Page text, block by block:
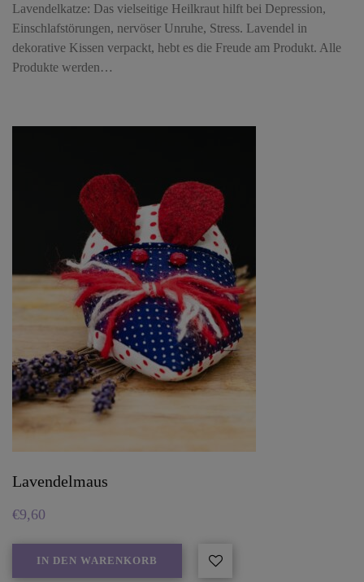
Lavendelkatze: Das vielseitige Heilkraut hilft bei Depression,
Einschlafstörungen, nervöser Unruhe, Stress. Lavendel in
dekorative Kissen verpackt, hebt es die Freude am Produkt. Alle
Produkte werden…
Lavendelmaus
€9,60
IN DEN WARENKORB